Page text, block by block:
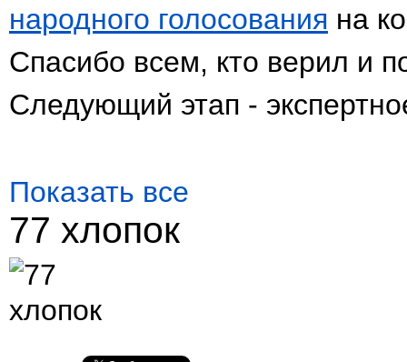
народного голосования на
Спасибо всем, кто верил и
Следующий этап -
Показать все
77 хлопок